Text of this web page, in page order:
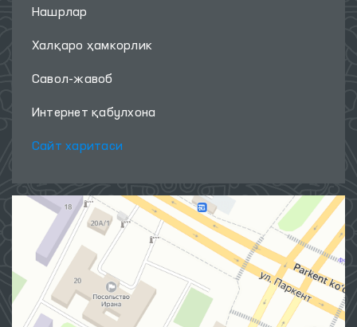
Нашрлар
Халқаро ҳамкорлик
Савол-жавоб
Интернет қабулхона
Сайт харитаси